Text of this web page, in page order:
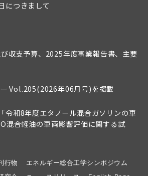
につきまして
収支予算、2025年度事業報告書、主要
Vol.205(2026年06月号)を掲載
令和8年度エタノール混合ガソリンの車
混合軽油の車両影響評価に関する試
行物
エネルギー総合工学シンポジウム